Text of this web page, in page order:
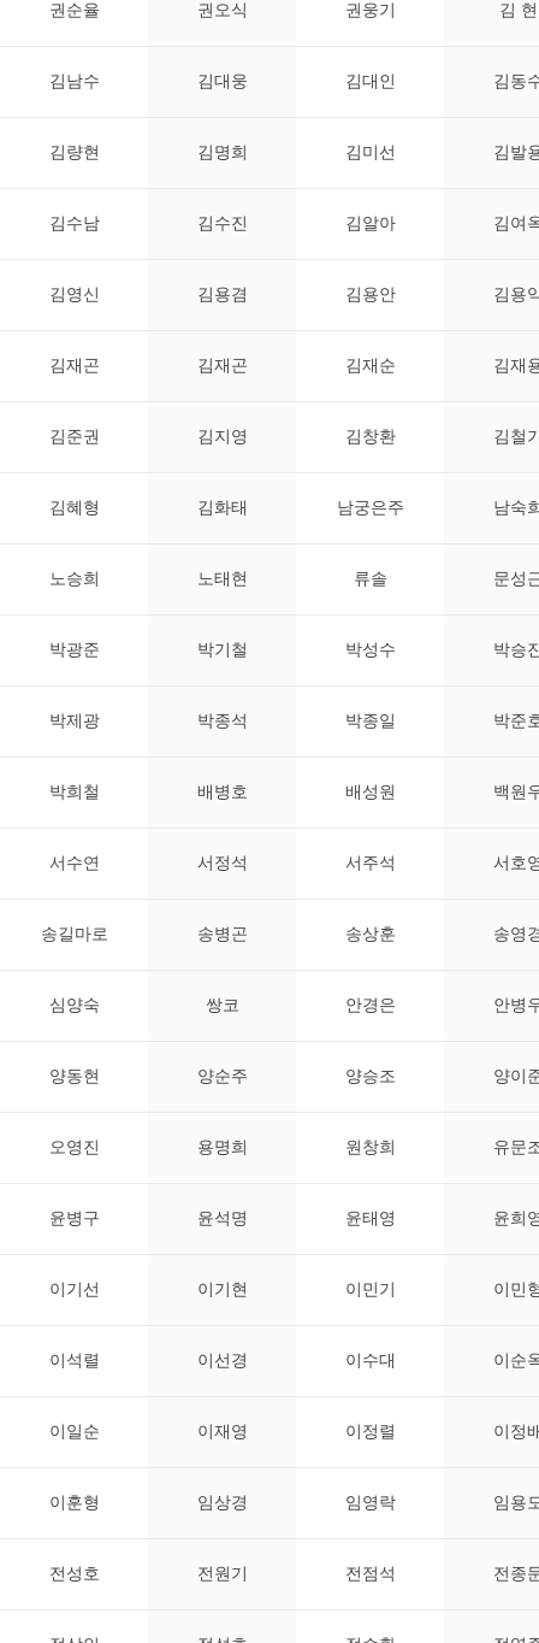
권순율 권오식 권웅기 김 현
김남수 김대웅 김대인 김동
김량현 김명희 김미선 김발
김수남 김수진 김알아 김여
김영신 김용겸 김용안 김용
김재곤 김재곤 김재순 김재
김준권 김지영 김창환 김철
김혜형 김화태 남궁은주 남숙
노승희 노태현 류솔 문성
박광준 박기철 박성수 박승
박제광 박종석 박종일 박준
박희철 배병호 배성원 백원
서수연 서정석 서주석 서호
송길마로 송병곤 송상훈 송영
심양숙 쌍코 안경은 안병
양동현 양순주 양승조 양이
오영진 용명희 원창희 유문
윤병구 윤석명 윤태영 윤희
이기선 이기현 이민기 이민
이석렬 이선경 이수대 이순
이일순 이재영 이정렬 이정
이훈형 임상경 임영락 임용
전성호 전원기 전점석 전종